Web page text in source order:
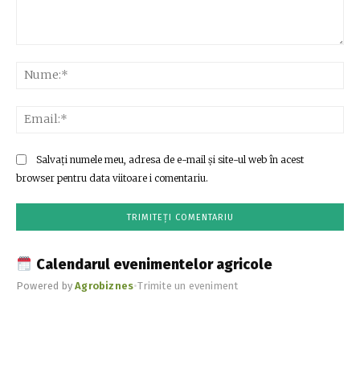
Salvați numele meu, adresa de e-mail și site-ul web în acest
browser pentru data viitoare i comentariu.
Calendarul evenimentelor agricole
Powered byAgrobiznes•Trimite un eveniment